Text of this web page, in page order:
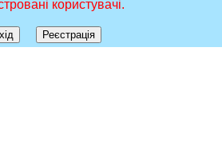
користувачі.
Реєстрація